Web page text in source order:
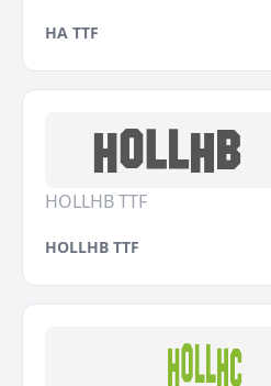
HA TTF
HOLLHB TTF
HOLLHB TTF